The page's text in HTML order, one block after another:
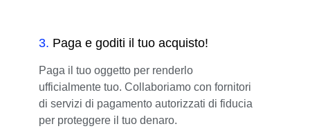
3. Paga e goditi il tuo acquisto!
Paga il tuo oggetto per renderlo
ufficialmente tuo. Collaboriamo con fornitori
di servizi di pagamento autorizzati di fiducia
per proteggere il tuo denaro.